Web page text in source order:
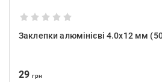
Заклепки алюмінієві 4.0x12 мм
29грн